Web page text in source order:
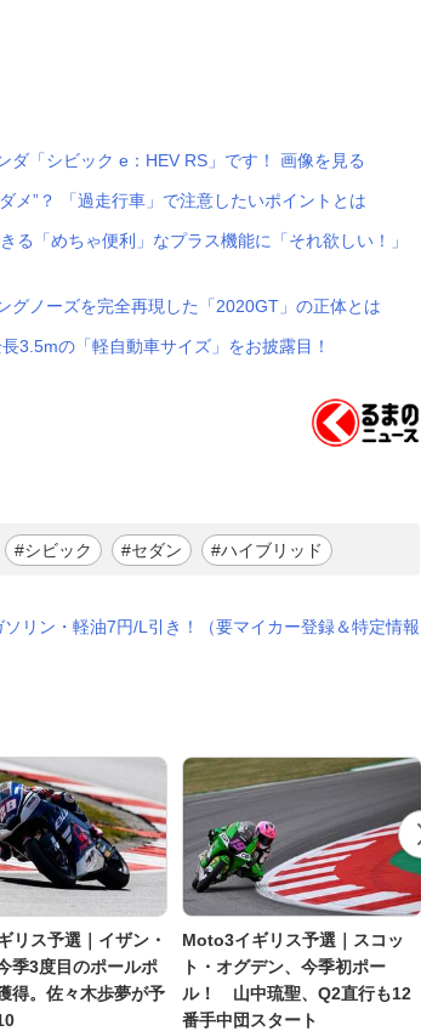
ダ「シビック e：HEV RS」です！ 画像を見る
メ”？ 「過走行車」で注意したいポイントとは
る「めちゃ便利」なプラス機能に「それ欲しい！」
グノーズを完全再現した「2020GT」の正体とは
3.5mの「軽自動車サイズ」をお披露目！
#シビック #セダン #ハイブリッド
リン・軽油7円/L引き！（要マイカー登録＆特定情報
リス予選｜イザン・
季3度目のポールポ
得。佐々木歩夢が予
Moto3イギリス予選｜スコッ
ト・オグデン、今季初ポー
ル！ 山中琉聖、Q2直行も12
番手中団スタート